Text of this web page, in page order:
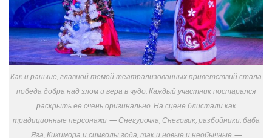
Как и раньше, главной темой театрализованных приветствий стала
победа добра над злом и вера в чудо. Каждый участник постарался
раскрыть ее очень оригинально. На сцене блистали как
традиционные персонажи — Снегурочка, Снеговик, разбойники, баба
Яга, Кикимора и символы года, так и новые и необычные —